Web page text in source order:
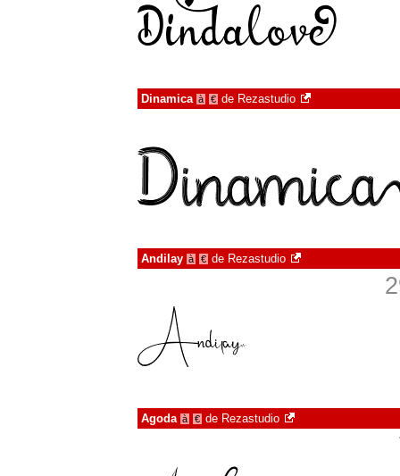
Dinamica à € de Rezastudio
Andilay à € de Rezastudio
Agoda à € de Rezastudio